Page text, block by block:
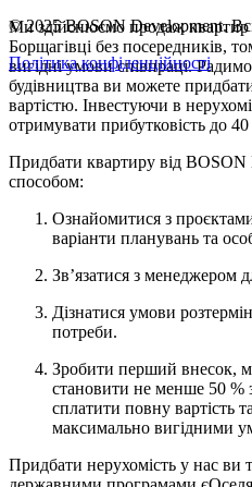
Ми здійснюємо продаж квартир
Борщагівці без посередників,
вигідні умови співпраці.
будівництва ви можете
вартістю. Інвестуючи в
отримувати прибутковість до
Придбати квартиру від
способом:
Ознайомитися з
варіанти планувань та
Зв’язатися з менеджером
Дізнатися умови
потреби.
Зробити перший внесок,
становити не менше 50 %
сплатити повну вартість
максимально вигідними
Придбати нерухомість у нас ви
© 2025 BOSON Development.
Політика конфіденційності